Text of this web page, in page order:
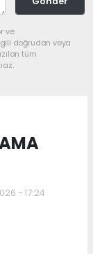
ve
doğrudan veya
tüm
- 17:24